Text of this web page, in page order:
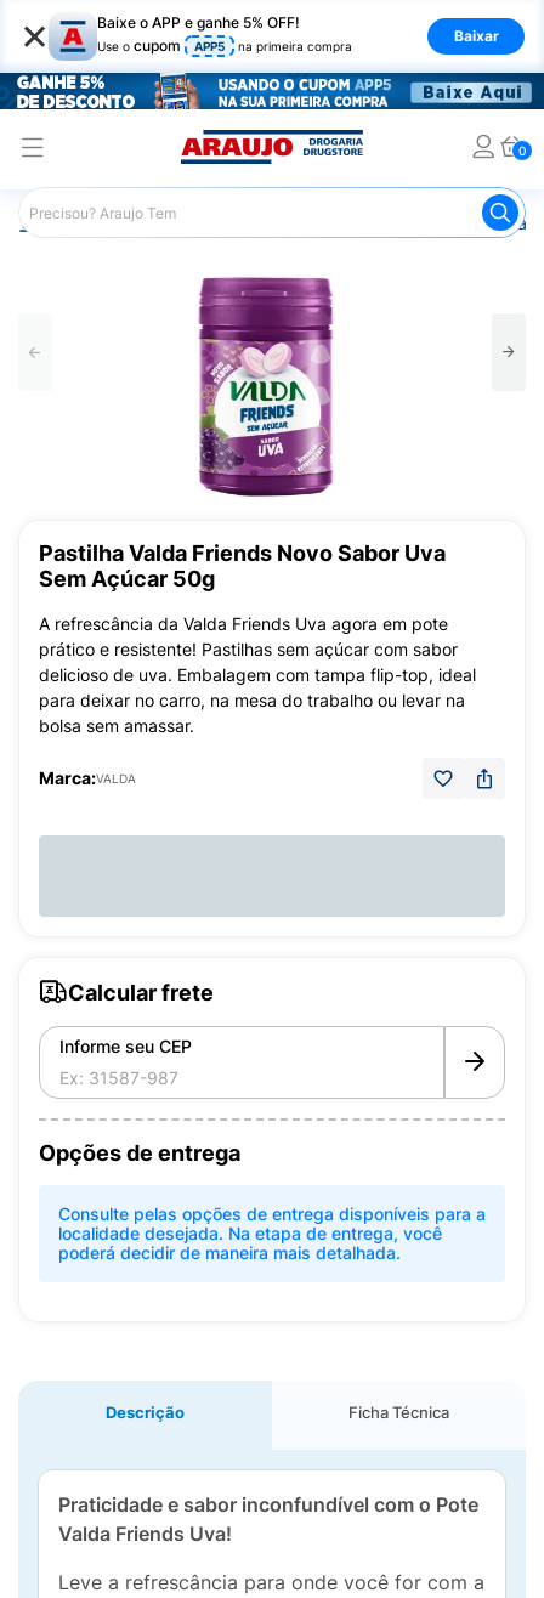
× Baixe o APP e ganhe 5% OFF!
Use o cupom APP5 na primeira compra
Baixar
0
Araujo Mercado
Pastilha Valda Friends Novo Sabor Uva
Sem Açúcar 50g
A refrescância da Valda Friends Uva agora em pote
prático e resistente! Pastilhas sem açúcar com sabor
delicioso de uva. Embalagem com tampa flip-top, ideal
para deixar no carro, na mesa do trabalho ou levar na
bolsa sem amassar.
Marca:VALDA
Calcular frete
Informe seu CEP
Opções de entrega
Consulte pelas opções de entrega disponíveis para a
localidade desejada. Na etapa de entrega, você
poderá decidir de maneira mais detalhada.
Descrição Ficha Técnica
Praticidade e sabor inconfundível com o Pote
Valda Friends Uva!
Leve a refrescância para onde você for com a